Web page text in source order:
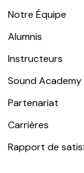
Notre Équipe
Alumnis
Instructeurs
Sound
Partenariat
Carrières
Rapport de